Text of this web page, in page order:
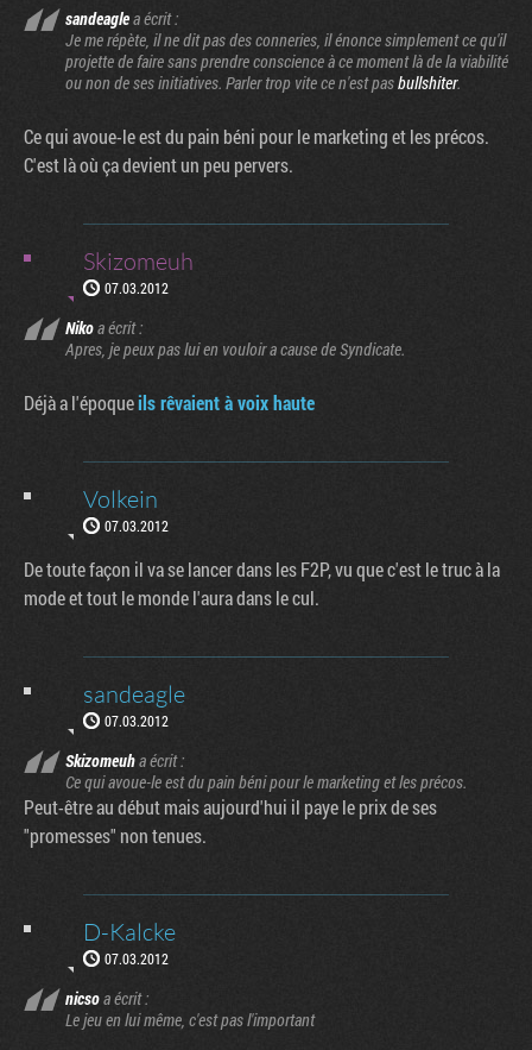
sandeaglea écrit :
Je me répète, il ne dit pas des conneries, il énonce simplement ce qu'il
projette de faire sans prendre conscience à ce moment là de la viabilité
ou non de ses initiatives. Parler trop vite ce n'est pasbullshiter.
Ce qui avoue-le est du pain béni pour le marketing et les précos.
C'est là où ça devient un peu pervers.
Skizomeuh
07.03.2012
Nikoa écrit :
Apres, je peux pas lui en vouloir a cause de Syndicate.
Déjà a l'époqueils rêvaient à voix haute
Volkein
07.03.2012
De toute façon il va se lancer dans les F2P, vu que c'est le truc à la
mode et tout le monde l'aura dans le cul.
sandeagle
07.03.2012
Skizomeuha écrit :
Ce qui avoue-le est du pain béni pour le marketing et les précos.
Peut-être au début mais aujourd'hui il paye le prix de ses
"promesses" non tenues.
D-Kalcke
07.03.2012
nicsoa écrit :
Le jeu en lui même, c'est pas l'important